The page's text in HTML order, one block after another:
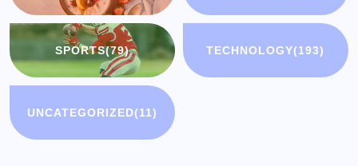
SPORTS(79) TECHNOLOGY(193)
UNCATEGORIZED(11)